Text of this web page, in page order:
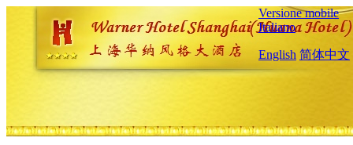
Versione mobile
Italiano
English 简体中文